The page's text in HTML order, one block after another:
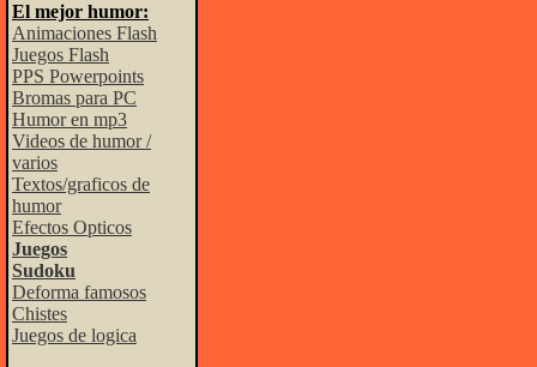
El mejor humor:
Animaciones Flash
Juegos Flash
PPS Powerpoints
Bromas para PC
Humor en mp3
Videos de humor /
varios
Textos/graficos de
humor
Efectos Opticos
Juegos
Sudoku
Deforma famosos
Chistes
Juegos de logica